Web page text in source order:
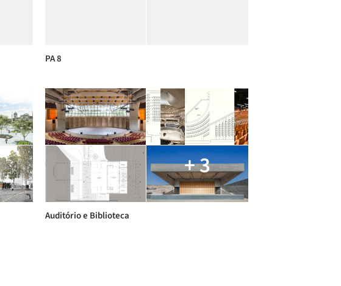
PA 8
+ 3
Auditório e Biblioteca